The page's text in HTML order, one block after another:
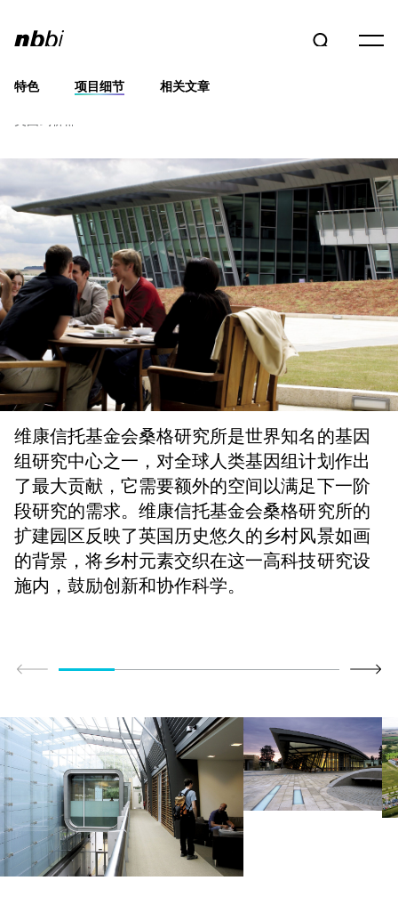
维康信托基金会桑格研究院
特色 项目细节 相关文章
维康信托基金会桑格研究所是世界知名的基因
组研究中心之一，对全球人类基因组计划作出
了最大贡献，它需要额外的空间以满足下一阶
段研究的需求。维康信托基金会桑格研究所的
扩建园区反映了英国历史悠久的乡村风景如画
的背景，将乡村元素交织在这一高科技研究设
施内，鼓励创新和协作科学。